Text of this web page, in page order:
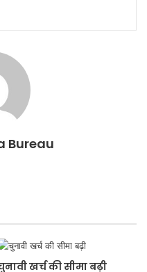
Bureau
खर्च की सीमा बढ़ी